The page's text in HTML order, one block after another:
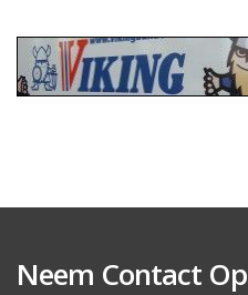
Neem Contact Op